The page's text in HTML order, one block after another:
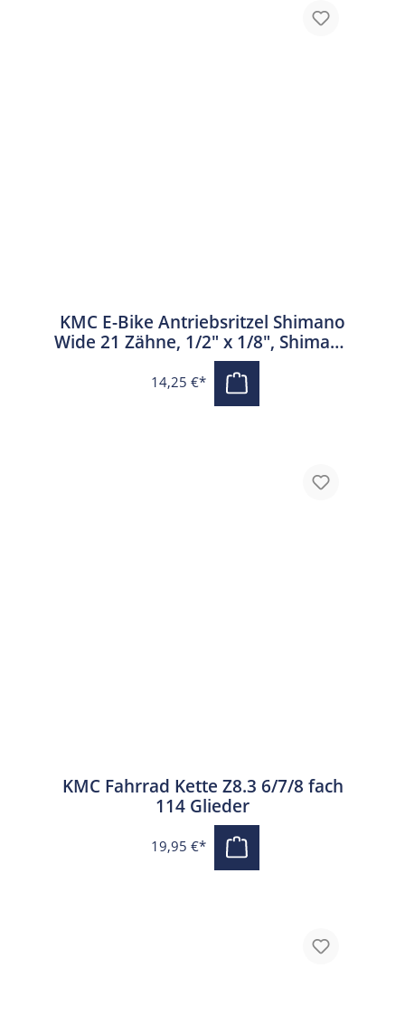
KMC E-Bike Antriebsritzel Shimano
Wide 21 Zähne, 1/2" x 1/8", Shimano
und SRAM, schwarz
14,25 €*
KMC Fahrrad Kette Z8.3 6/7/8 fach
114 Glieder
19,95 €*